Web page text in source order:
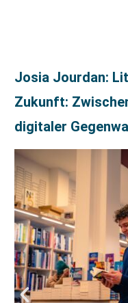
Josia Jourdan:
Zukunft:
digitaler